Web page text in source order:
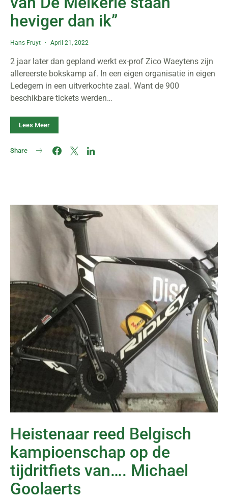
heviger dan ik”
Hans Fruyt April 21, 2022
2 jaar later dan gepland werkt ex-prof Zico Waeytens zijn
allereerste bokskamp af. In een eigen organisatie in eigen
Ledegem in een uitverkochte zaal. Want de 900
beschikbare tickets werden…
Lees Meer
Share
Heistenaar reed Belgisch
kampioenschap op de
tijdritfiets van…. Michael
Goolaerts